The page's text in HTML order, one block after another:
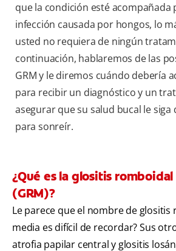
que la condición esté acompañada
infección causada por hongos, lo
usted no requiera de ningún
continuación, hablaremos de las
GRM y le diremos cuándo debería
para recibir un diagnóstico y un
asegurar que su salud bucal le
para sonreír.
¿Qué es la glositis
(GRM)?
Le parece que el nombre de glositis
media es difícil de recordar? Sus
atrofia papilar central y glositis